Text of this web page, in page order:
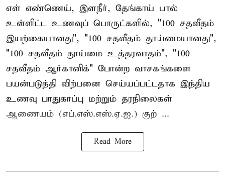
எள் எண்ணெய், இளநீர், தேங்காய் பால்
உள்ளிட்ட உணவுப் பொருட்களில், "100 சதவீதம்
இயற்கையானது", "100 சதவீதம் தூய்மையானது",
"100 சதவீதம் தூய்மை உத்தரவாதம்", "100
சதவீதம் ஆர்கானிக்" போன்ற வாசகங்களை
பயன்படுத்தி விற்பனை செய்யப்பட்டதாக இந்திய
உணவு பாதுகாப்பு மற்றும் தரநிலைகள்
ஆணையம் (எப்.எஸ்.எஸ்.ஏ.ஐ.) குற் ...
Read More